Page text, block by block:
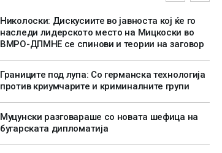
Николоски: Дискусиите во јавноста кој ќе го
наследи лидерското место на Мицкоски во
ВМРО-ДПМНЕ се спинови и теории на заговор
Границите под лупа: Со германска технологија
против криумчарите и криминалните групи
Муцунски разговараше со новата шефица на
бугарската дипломатија